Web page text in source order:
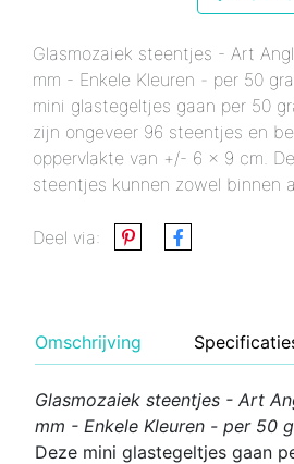
Glasmozaiek steentjes - Art
mm - Enkele Kleuren - per 50
mini glastegeltjes gaan per 50
zijn ongeveer 96 steentjes en
oppervlakte van +/- 6 x 9 cm.
steentjes kunnen zowel binnen
Deel via:
Omschrijving
Glasmozaiek steentjes - Art
mm - Enkele Kleuren - per 50
Deze mini glastegeltjes gaan